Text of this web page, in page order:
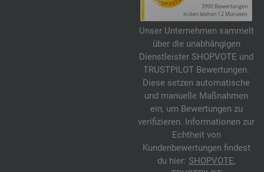
Unser Unternehmen sammelt
über die unabhängigen
Dienstleister SHOPVOTE und
TRUSTPILOT Bewertungen.
Diese setzen automatische
und manuelle Maßnahmen
ein, um Bewertungen zu
verifizieren. Informationen zur
Echtheit von
Kundenbewertungen findest
du hier: SHOPVOTE,